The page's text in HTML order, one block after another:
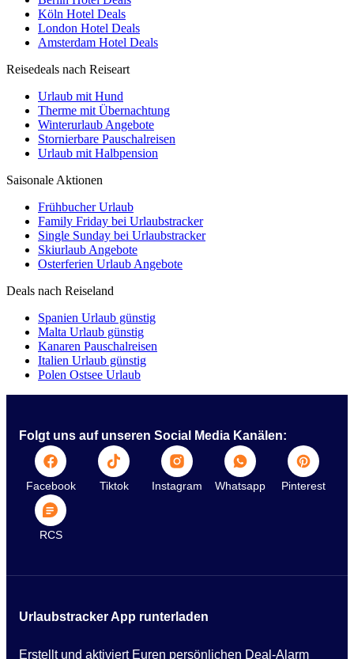
Köln Hotel Deals
London Hotel Deals
Amsterdam Hotel Deals
Reisedeals nach Reiseart
Urlaub mit Hund
Therme mit Übernachtung
Winterurlaub Angebote
Stornierbare Pauschalreisen
Urlaub mit Halbpension
Saisonale Aktionen
Frühbucher Urlaub
Family Friday bei Urlaubstracker
Single Sunday bei Urlaubstracker
Skiurlaub Angebote
Osterferien Urlaub Angebote
Deals nach Reiseland
Spanien Urlaub günstig
Malta Urlaub günstig
Kanaren Pauschalreisen
Italien Urlaub günstig
Polen Ostsee Urlaub